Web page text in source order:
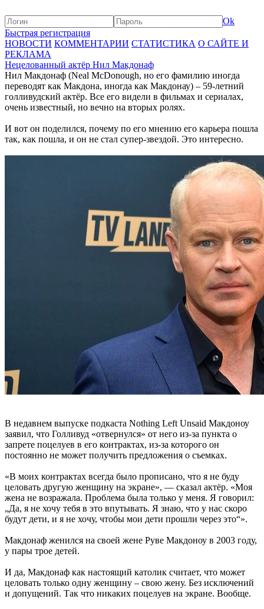
Ok
Быстрая регистрация
НОВОСТИ КОММЕНТАРИИ СТАТИСТИКА О САЙТЕ И
РЕКЛАМА
Нецелованный актёр Нил Макдонаф
Нил Макдонаф (Neal McDonough, но его фамилию иногда
переводят как Макдона, иногда как Макдонау) – 59-летний
голливудский актёр. Все его видели в фильмах и сериалах,
очень известный, но вечно на вторых ролях.
И вот он поделился, почему по его мнению его карьера пошла
так, как пошла, и он не стал супер-звездой. Это интересно.
В недавнем выпуске подкаста Nothing Left Unsaid Макдоноу
заявил, что Голливуд «отвернулся» от него из-за пункта о
запрете поцелуев в его контрактах, из-за которого он
постоянно не может получить предложения о съемках.
«В моих контрактах всегда было прописано, что я не буду
целовать другую женщину на экране», — сказал актёр. «Моя
жена не возражала. Проблема была только у меня. Я говорил:
„Да, я не хочу тебя в это впутывать. Я знаю, что у нас скоро
будут дети, и я не хочу, чтобы мои дети прошли через это“».
Макдонаф женился на своей жене Руве Макдоноу в 2003 году,
у пары трое детей.
И да, Макдонаф как настоящий католик считает, что может
целовать только одну женщину – свою жену. Без исключений
и допущений. Так что никаких поцелуев на экране. Вообще.